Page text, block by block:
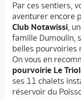
Par ces sentiers,
aventurer encore
Club Notawissi,
famille Dumoulin,
belles pourvoiries
On vous en
pourvoirie Le
ses 11 chalets
réservoir du